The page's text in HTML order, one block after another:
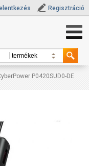
Regisztráció
P0420SUD0-DE